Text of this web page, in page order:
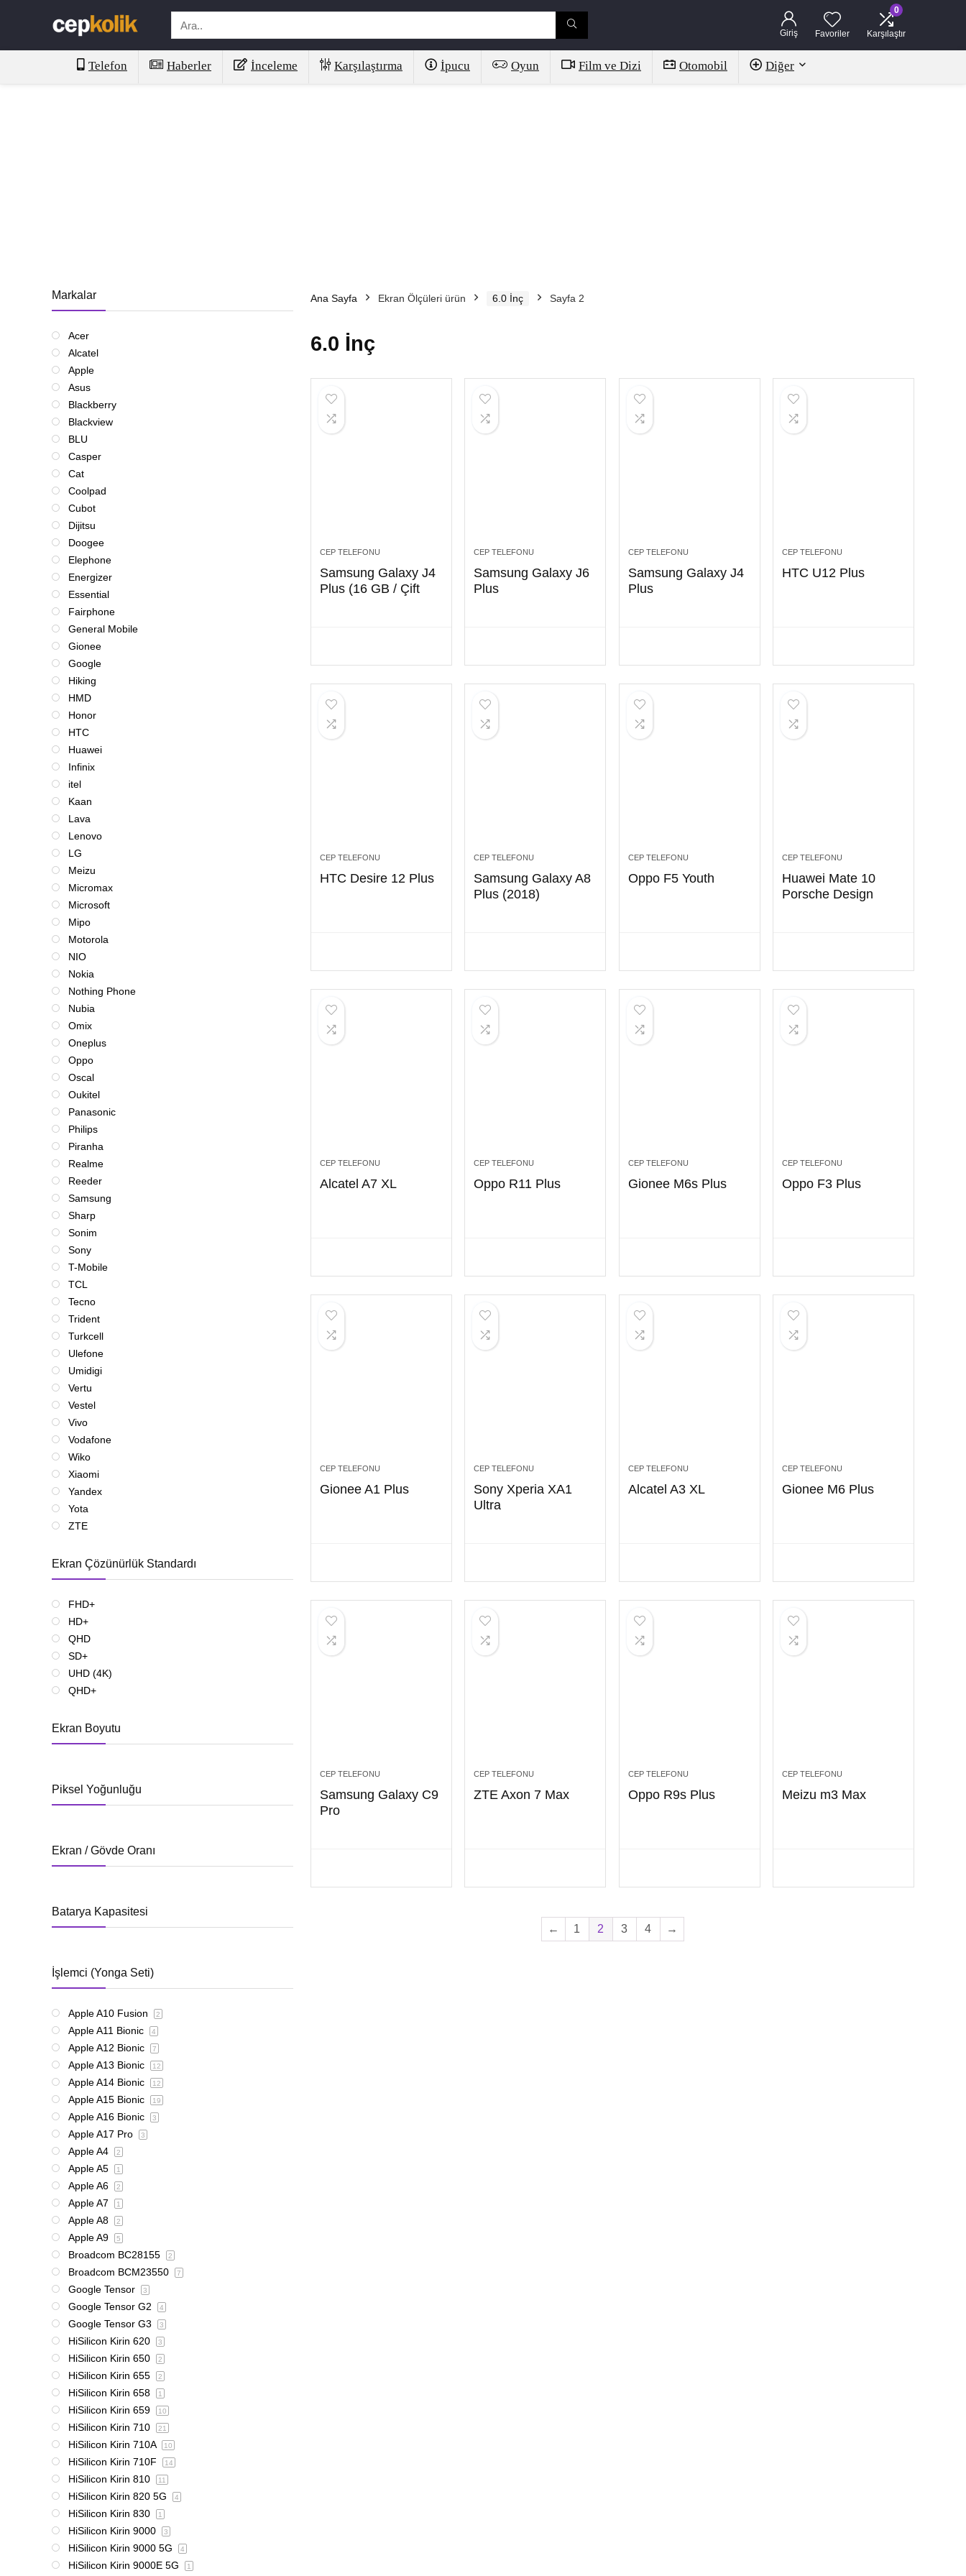
Giriş Favoriler
0
Karşılaştır
Telefon Haberler İnceleme Karşılaştırma İpucu Oyun Film ve Dizi Otomobil Diğer
Markalar
Acer
Alcatel
Apple
Asus
Blackberry
Blackview
BLU
Casper
Cat
Coolpad
Cubot
Dijitsu
Doogee
Elephone
Energizer
Essential
Fairphone
General Mobile
Gionee
Google
Hiking
HMD
Honor
HTC
Huawei
Infinix
itel
Kaan
Lava
Lenovo
LG
Meizu
Micromax
Microsoft
Mipo
Motorola
NIO
Nokia
Nothing Phone
Nubia
Omix
Oneplus
Oppo
Oscal
Oukitel
Panasonic
Philips
Piranha
Realme
Reeder
Samsung
Sharp
Sonim
Sony
T-Mobile
TCL
Tecno
Trident
Turkcell
Ulefone
Umidigi
Vertu
Vestel
Vivo
Vodafone
Wiko
Xiaomi
Yandex
Yota
ZTE
Ekran Çözünürlük Standardı
FHD+
HD+
QHD
SD+
UHD (4K)
QHD+
Ekran Boyutu
Piksel Yoğunluğu
Ekran / Gövde Oranı
Batarya Kapasitesi
İşlemci (Yonga Seti)
Apple A10 Fusion 2
Apple A11 Bionic 4
Apple A12 Bionic 7
Apple A13 Bionic 12
Apple A14 Bionic 12
Apple A15 Bionic 19
Apple A16 Bionic 3
Apple A17 Pro 3
Apple A4 2
Apple A5 1
Apple A6 2
Apple A7 1
Apple A8 2
Apple A9 5
Broadcom BC28155 2
Broadcom BCM23550 7
Google Tensor 3
Google Tensor G2 4
Google Tensor G3 3
HiSilicon Kirin 620 3
HiSilicon Kirin 650 2
HiSilicon Kirin 655 2
HiSilicon Kirin 658 1
HiSilicon Kirin 659 10
HiSilicon Kirin 710 21
HiSilicon Kirin 710A 10
HiSilicon Kirin 710F 14
HiSilicon Kirin 810 11
HiSilicon Kirin 820 5G 4
HiSilicon Kirin 830 1
HiSilicon Kirin 9000 3
HiSilicon Kirin 9000 5G 4
HiSilicon Kirin 9000E 5G 1
Ana Sayfa Ekran Ölçüleri ürün 6.0 İnç Sayfa 2
6.0 İnç
CEP TELEFONU
Samsung Galaxy J4
Plus (16 GB / Çift
CEP TELEFONU
Samsung Galaxy J6
Plus
CEP TELEFONU
Samsung Galaxy J4
Plus
CEP TELEFONU
HTC U12 Plus
CEP TELEFONU
HTC Desire 12 Plus
CEP TELEFONU
Samsung Galaxy A8
Plus (2018)
CEP TELEFONU
Oppo F5 Youth
CEP TELEFONU
Huawei Mate 10
Porsche Design
CEP TELEFONU
Alcatel A7 XL
CEP TELEFONU
Oppo R11 Plus
CEP TELEFONU
Gionee M6s Plus
CEP TELEFONU
Oppo F3 Plus
CEP TELEFONU
Gionee A1 Plus
CEP TELEFONU
Sony Xperia XA1
Ultra
CEP TELEFONU
Alcatel A3 XL
CEP TELEFONU
Gionee M6 Plus
CEP TELEFONU
Samsung Galaxy C9
Pro
CEP TELEFONU
ZTE Axon 7 Max
CEP TELEFONU
Oppo R9s Plus
CEP TELEFONU
Meizu m3 Max
← 1 2 3 4 →